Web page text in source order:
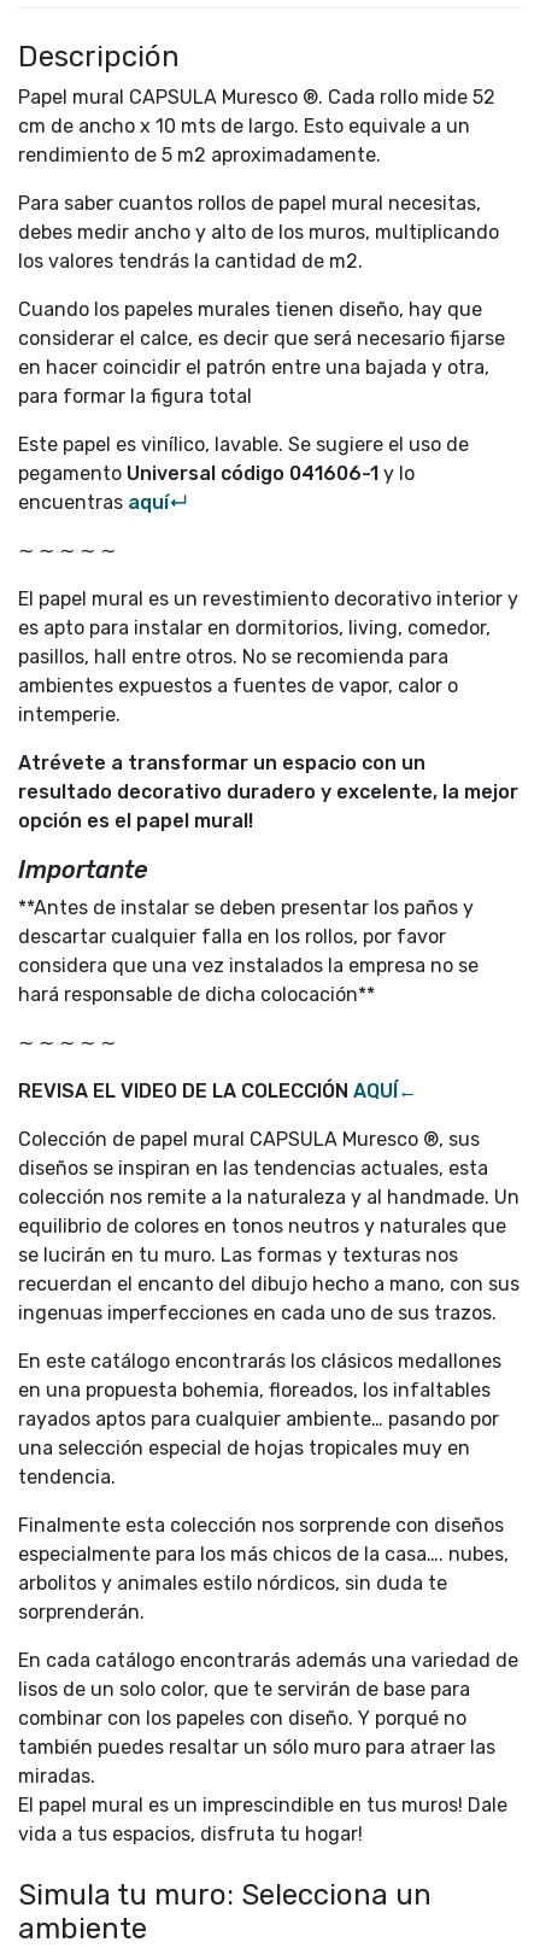
Descripción
Papel mural CAPSULA Muresco ®. Cada rollo mide 52
cm de ancho x 10 mts de largo. Esto equivale a un
rendimiento de 5 m2 aproximadamente.
Para saber cuantos rollos de papel mural necesitas,
debes medir ancho y alto de los muros, multiplicando
los valores tendrás la cantidad de m2.
Cuando los papeles murales tienen diseño, hay que
considerar el calce, es decir que será necesario fijarse
en hacer coincidir el patrón entre una bajada y otra,
para formar la figura total
Este papel es vinílico, lavable. Se sugiere el uso de
pegamento Universal código 041606-1 y lo
encuentras aquí↵
∼ ∼ ∼ ∼ ∼
El papel mural es un revestimiento decorativo interior y
es apto para instalar en dormitorios, living, comedor,
pasillos, hall entre otros. No se recomienda para
ambientes expuestos a fuentes de vapor, calor o
intemperie.
Atrévete a transformar un espacio con un
resultado decorativo duradero y excelente, la mejor
opción es el papel mural!
Importante
**Antes de instalar se deben presentar los paños y
descartar cualquier falla en los rollos, por favor
considera que una vez instalados la empresa no se
hará responsable de dicha colocación**
∼ ∼ ∼ ∼ ∼
REVISA EL VIDEO DE LA COLECCIÓN AQUÍ←
Colección de papel mural CAPSULA Muresco ®, sus
diseños se inspiran en las tendencias actuales, esta
colección nos remite a la naturaleza y al handmade. Un
equilibrio de colores en tonos neutros y naturales que
se lucirán en tu muro. Las formas y texturas nos
recuerdan el encanto del dibujo hecho a mano, con sus
ingenuas imperfecciones en cada uno de sus trazos.
En este catálogo encontrarás los clásicos medallones
en una propuesta bohemia, floreados, los infaltables
rayados aptos para cualquier ambiente… pasando por
una selección especial de hojas tropicales muy en
tendencia.
Finalmente esta colección nos sorprende con diseños
especialmente para los más chicos de la casa…. nubes,
arbolitos y animales estilo nórdicos, sin duda te
sorprenderán.
En cada catálogo encontrarás además una variedad de
lisos de un solo color, que te servirán de base para
combinar con los papeles con diseño. Y porqué no
también puedes resaltar un sólo muro para atraer las
miradas.
El papel mural es un imprescindible en tus muros! Dale
vida a tus espacios, disfruta tu hogar!
Simula tu muro: Selecciona un
ambiente